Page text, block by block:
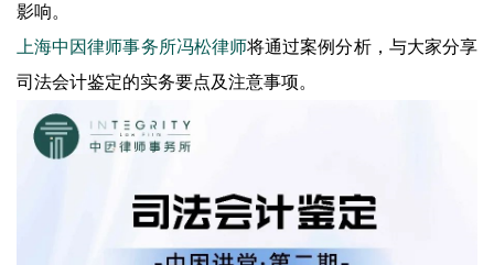
影响。
上海中因律师事务所冯松律师将通过案例分析，与大家分享
司法会计鉴定的实务要点及注意事项。